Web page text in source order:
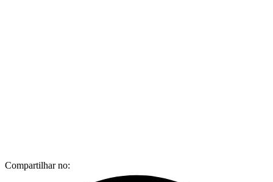
Compartilhar no: